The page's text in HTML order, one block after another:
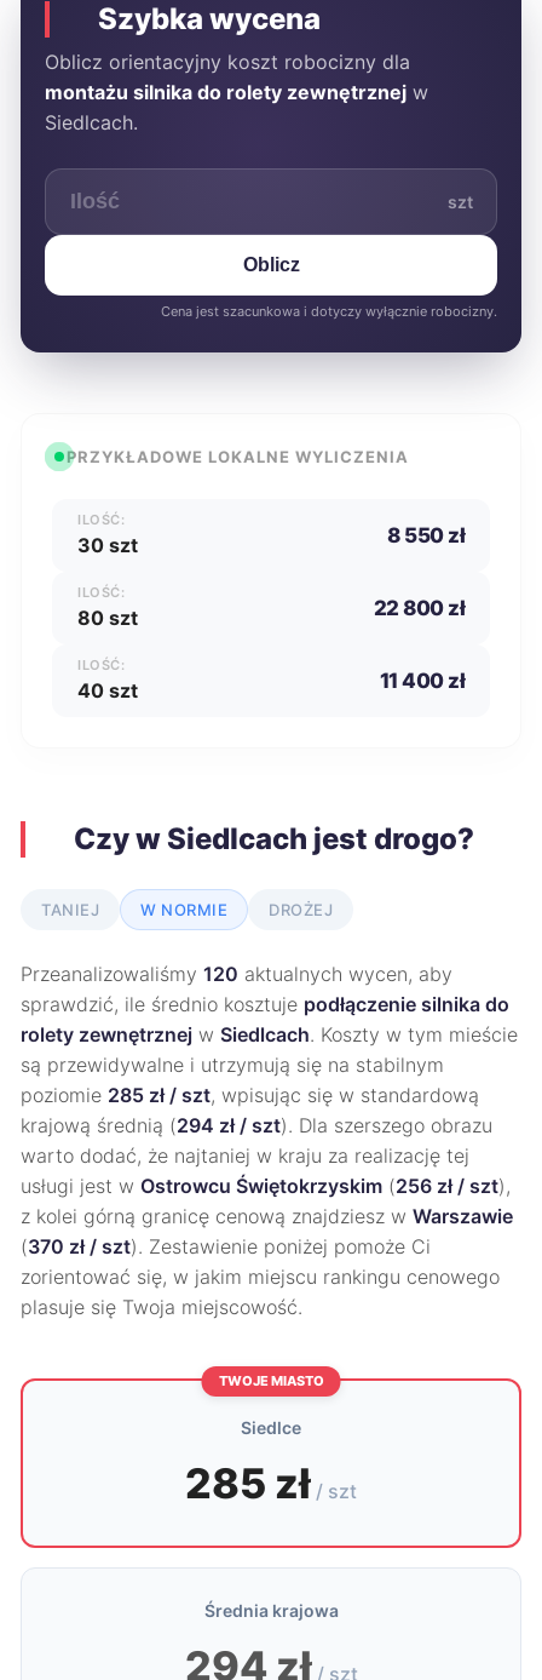
Szybka wycena
Oblicz orientacyjny koszt robocizny dla
montażu silnika do rolety zewnętrznej w
Siedlcach.
szt
Oblicz
Cena jest szacunkowa i dotyczy wyłącznie robocizny.
PRZYKŁADOWE LOKALNE WYLICZENIA
ILOŚĆ:
30 szt 8 550 zł
ILOŚĆ:
80 szt 22 800 zł
ILOŚĆ:
40 szt 11 400 zł
Czy w Siedlcach jest drogo?
TANIEJ W NORMIE DROŻEJ
Przeanalizowaliśmy 120 aktualnych wycen, aby
sprawdzić, ile średnio kosztuje podłączenie silnika do
rolety zewnętrznej w Siedlcach. Koszty w tym mieście
są przewidywalne i utrzymują się na stabilnym
poziomie 285 zł / szt, wpisując się w standardową
krajową średnią (294 zł / szt). Dla szerszego obrazu
warto dodać, że najtaniej w kraju za realizację tej
usługi jest w Ostrowcu Świętokrzyskim (256 zł / szt),
z kolei górną granicę cenową znajdziesz w Warszawie
(370 zł / szt). Zestawienie poniżej pomoże Ci
zorientować się, w jakim miejscu rankingu cenowego
plasuje się Twoja miejscowość.
TWOJE MIASTO
Siedlce
285 zł / szt
Średnia krajowa
294 zł / szt